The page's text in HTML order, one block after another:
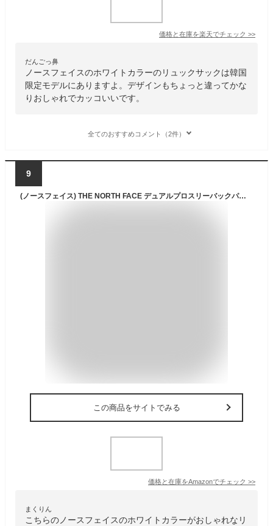
価格と在庫を楽天でチェック >>
だんごっ鼻
ノースフェイスのホワイトカラーのリュックサックは韓国
限定モデルにありますよ。デザインもちょっと違ってかな
りおしゃれでカッコいいです。
全てのおすすめコメント（2件）
9
(ノースフェイス) THE NORTH FACE デュアルプロスリーバックパック DUAL PRO III BACKPACK リュック・バックパック [並行輸入品]
この商品をサイトでみる
価格と在庫をAmazonでチェック >>
まくりん
こちらのノースフェイスのホワイトカラーがおしゃれなリ